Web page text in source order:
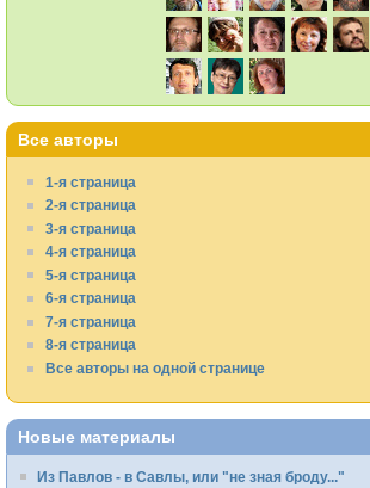
Все авторы
1-я страница
2-я страница
3-я страница
4-я страница
5-я страница
6-я страница
7-я страница
8-я страница
Все авторы на одной странице
Новые материалы
Из Павлов - в Савлы, или "не зная броду..."